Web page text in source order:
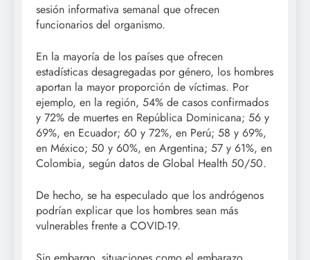
sesión informativa semanal que ofrecen
funcionarios del organismo.
En la mayoría de los países que ofrecen
estadísticas desagregadas por género, los hombres
aportan la mayor proporción de víctimas. Por
ejemplo, en la región, 54% de casos confirmados
y 72% de muertes en República Dominicana; 56 y
69%, en Ecuador; 60 y 72%, en Perú; 58 y 69%,
en México; 50 y 60%, en Argentina; 57 y 61%, en
Colombia, según datos de Global Health 50/50.
De hecho, se ha especulado que los andrógenos
podrían explicar que los hombres sean más
vulnerables frente a COVID-19.